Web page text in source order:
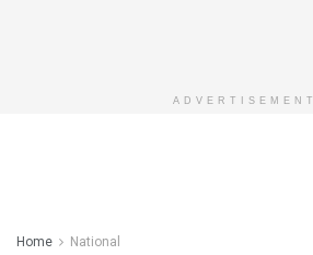
ADVERTISEMENT
Home National